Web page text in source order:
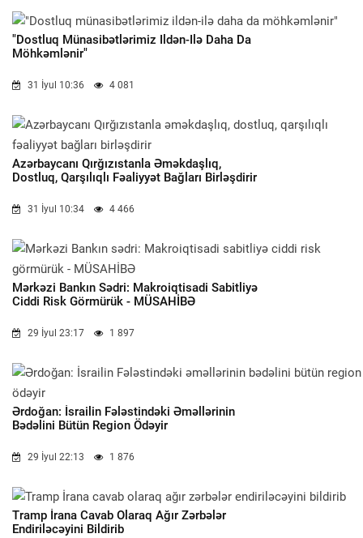
"Dostluq Münasibətlərimiz Ildən-Ilə Daha Da
Möhkəmlənir"
31 İyul 10:36 4 081
Azərbaycanı Qırğızıstanla Əməkdaşlıq,
Dostluq, Qarşılıqlı Fəaliyyət Bağları Birləşdirir
31 İyul 10:34 4 466
Mərkəzi Bankın Sədri: Makroiqtisadi Sabitliyə
Ciddi Risk Görmürük - MÜSAHİBƏ
29 İyul 23:17 1 897
Ərdoğan: İsrailin Fələstindəki Əməllərinin
Bədəlini Bütün Region Ödəyir
29 İyul 22:13 1 876
Tramp İrana Cavab Olaraq Ağır Zərbələr
Endiriləcəyini Bildirib